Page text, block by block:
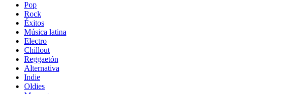
Pop
Rock
Éxitos
Música latina
Electro
Chillout
Reggaetón
Alternativa
Indie
Oldies